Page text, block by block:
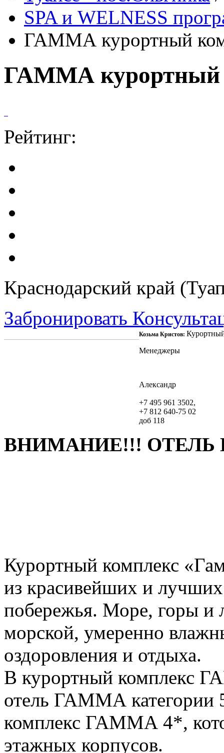
SPA и WELNESS
ГАММА курортный
ГАММА курортный
Рейтинг:
Краснодарский край
Забронировать
Козьма Кристов:
Менеджеры
Александр
+7 495 961 3502,
+7 812 640-75 02
доб 118
ВНИМАНИЕ!!! ОТЕЛЬ
Курортный комплекс
из красивейших и
побережья. Море, горы и
морской, умеренно
оздоровления и отдыха.
В курортный комплекс
отель ГАММА категории
комплекс ГАММА 4*,
этажных корпусов.